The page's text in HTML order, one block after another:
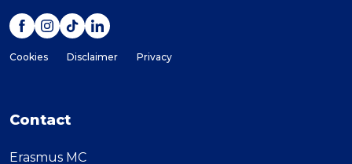
Cookies Disclaimer Privacy
Contact
Erasmus MC